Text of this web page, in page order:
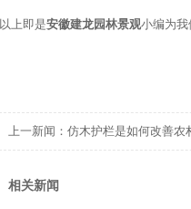
以上即是安徽建龙园林景观小编为
上一新闻： 仿木护栏是如何改善农
相关新闻